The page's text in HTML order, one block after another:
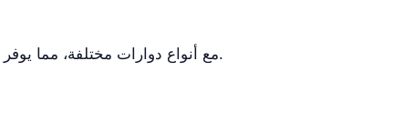
نعم، يتوافق YR0115-1 مع أنواع دوارات مختلفة، مما يوفر مرونة لاستيعاب أحجام العينات المختلفة ومتطلبات الفصل.